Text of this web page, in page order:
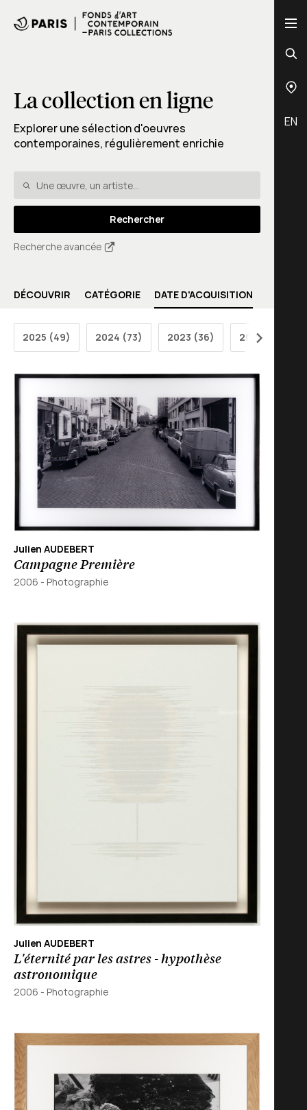
EN
La collection en ligne
Explorer une sélection d'oeuvres
contemporaines, régulièrement enrichie
Rechercher
DÉCOUVRIR CATÉGORIE DATE D'ACQUISITION
Recherche avancée
2025 (49) 2024 (73) 2023 (36) 2022 (31)
Julien AUDEBERT
Campagne Première
2006 - Photographie
Julien AUDEBERT
L'éternité par les astres - hypothèse
astronomique
2006 - Photographie